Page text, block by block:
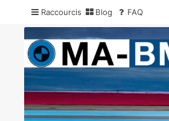
Raccourcis Blog FAQ
MA-BMW.com
Actualités, Essais et Communauté